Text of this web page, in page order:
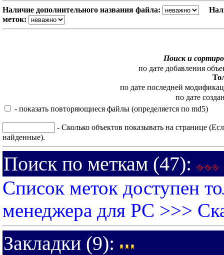
Наличие дополнительного названия файла:
меток:
Поиск и
по дате добавления
по дате последней
по дате
- показать повторяющиеся файлы (определяется по md5)
- Сколько объектов показывать на странице
найденные).
Поиск по меткам (47):
Список меток доступен
менеджера для PC >>>
Закладки (9):